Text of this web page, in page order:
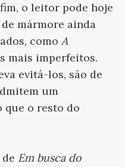
o leitor pode hoje
mármore ainda
como A
mais imperfeitos.
evitá-los, são de
um
que o resto do
Em busca do